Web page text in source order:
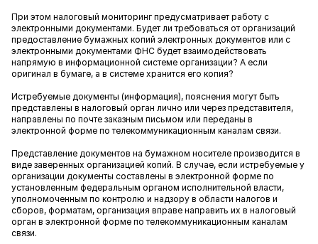
При этом налоговый мониторинг предусматривает работу с
электронными документами. Будет ли требоваться от организаций
предоставление бумажных копий электронных документов или с
электронными документами ФНС будет взаимодействовать
напрямую в информационной системе организации? А если
оригинал в бумаге, а в системе хранится его копия?
Истребуемые документы (информация), пояснения могут быть
представлены в налоговый орган лично или через представителя,
направлены по почте заказным письмом или переданы в
электронной форме по телекоммуникационным каналам связи.
Представление документов на бумажном носителе производится в
виде заверенных организацией копий. В случае, если истребуемые у
организации документы составлены в электронной форме по
установленным федеральным органом исполнительной власти,
уполномоченным по контролю и надзору в области налогов и
сборов, форматам, организация вправе направить их в налоговый
орган в электронной форме по телекоммуникационным каналам
связи.